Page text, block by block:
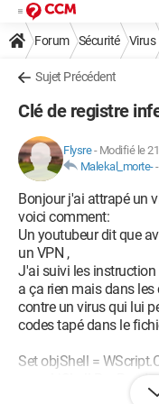
Forum Sécurité Virus
Sujet Précédent
Clé de registre
Flysre- Modifié le
Malekal_morte--
Bonjour j'ai attrapé un
voici comment:
Un youtubeur dit que
un VPN ,
J'ai suivi les instruction
a ça rien mais dans
contre un virus qui lui
codes tapé dans le
Set objShell =